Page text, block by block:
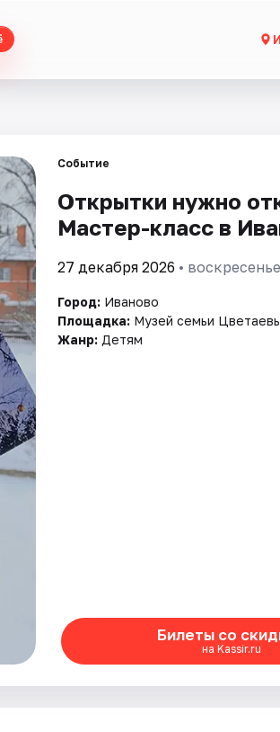
Событие
Открытки нужно
Мастер-класс в
27 декабря 2026 •
Город: Иваново
Площадка: Музей семьи
Жанр: Детям
Билеты со
на Kassir.ru